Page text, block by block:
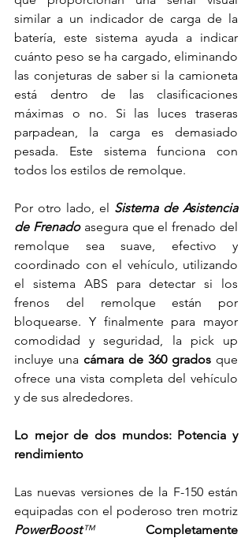
similar a un indicador de carga de la
batería, este sistema ayuda a indicar
cuánto peso se ha cargado, eliminando
las conjeturas de saber si la camioneta
está dentro de las clasificaciones
máximas o no. Si las luces traseras
parpadean, la carga es demasiado
pesada. Este sistema funciona con
todos los estilos de remolque.
Por otro lado, el Sistema de Asistencia
de Frenado asegura que el frenado del
remolque sea suave, efectivo y
coordinado con el vehículo, utilizando
el sistema ABS para detectar si los
frenos del remolque están por
bloquearse. Y finalmente para mayor
comodidad y seguridad, la pick up
incluye una cámara de 360 grados que
ofrece una vista completa del vehículo
y de sus alrededores.
Lo mejor de dos mundos: Potencia y
rendimiento
Las nuevas versiones de la F-150 están
PowerBoost™ Completamente